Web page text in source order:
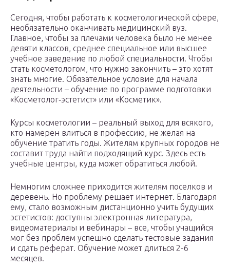
Сегодня, чтобы работать к косметологической сфере,
необязательно оканчивать медицинский вуз.
Главное, чтобы за плечами человека было не менее
девяти классов, среднее специальное или высшее
учебное заведение по любой специальности. Чтобы
стать косметологом, что нужно закончить – это хотят
знать многие. Обязательное условие для начала
деятельности – обучение по программе подготовки
«Косметолог‑эстетист» или «Косметик».
Курсы косметологии – реальный выход для всякого,
кто намерен влиться в профессию, не желая на
обучение тратить годы. Жителям крупных городов не
составит труда найти подходящий курс. Здесь есть
учебные центры, куда может обратиться любой.
Немногим сложнее приходится жителям поселков и
деревень. Но проблему решает интернет. Благодаря
ему, стало возможным дистанционно учить будущих
эстетистов: доступны электронная литература,
видеоматериалы и вебинары – все, чтобы учащийся
мог без проблем успешно сделать тестовые задания
и сдать реферат. Обучение может длиться 2-6
месяцев.